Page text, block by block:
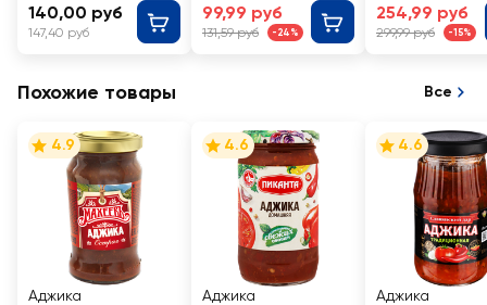
140,00 руб
147,40 руб
99,99 руб
131,59 руб -24%
254,99 руб
299,99 руб -15%
Похожие товары Все
4.9
Аджика
4.6
Аджика
4.6
Аджика